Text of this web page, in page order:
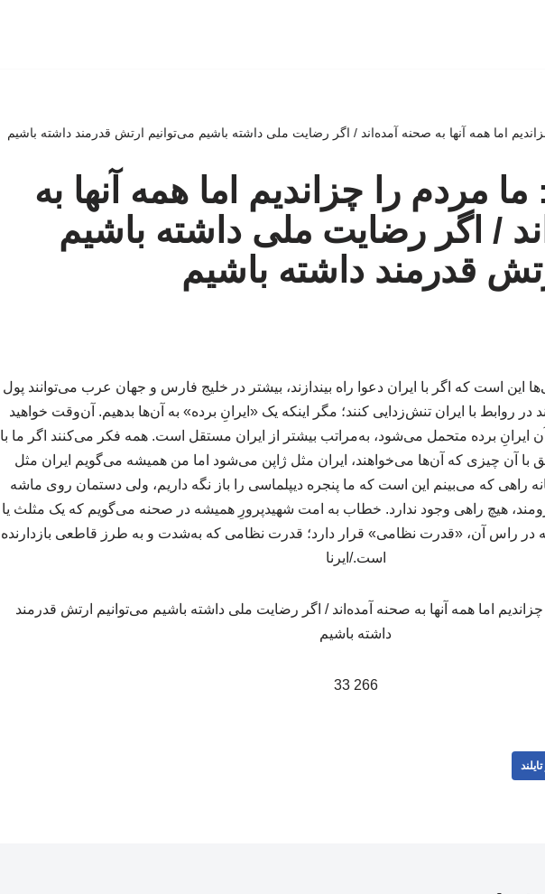
چزاندیم اما همه آنها به صحنه آمده‌اند / اگر رضایت ملی داشته باشیم می‌توانیم ارتش قدرمند داشته باشیم
ما مردم را چزاندیم اما همه آنها به
/ اگر رضایت ملی داشته باشیم
قدرمند داشته باشیم
این است که اگر با ایران دعوا راه بیندازند، بیشتر در خلیج فارس و جهان عرب می‌توانند پول
در روابط با ایران تنش‌زدایی کنند؛ مگر اینکه یک «ایرانِ برده» به آن‌ها بدهیم. آن‌وقت خواهید
برده متحمل می‌شود، به‌مراتب بیشتر از ایران مستقل است. همه فکر می‌کنند اگر ما با
با آن چیزی که آن‌ها می‌خواهند، ایران مثل ژاپن می‌شود اما من همیشه می‌گویم ایران مثل
راهی که می‌بینم این است که ما پنجره دیپلماسی را باز نگه داریم، ولی دستمان روی ماشه
هیچ راهی وجود ندارد. خطاب به امت شهیدپرورِ همیشه در صحنه می‌گویم که یک مثلث یا
در راس آن، «قدرت نظامی» قرار دارد؛ قدرت نظامی‌ که به‌شدت و به‌ طرز قاطعی بازدارنده
است./ایرنا
266 33